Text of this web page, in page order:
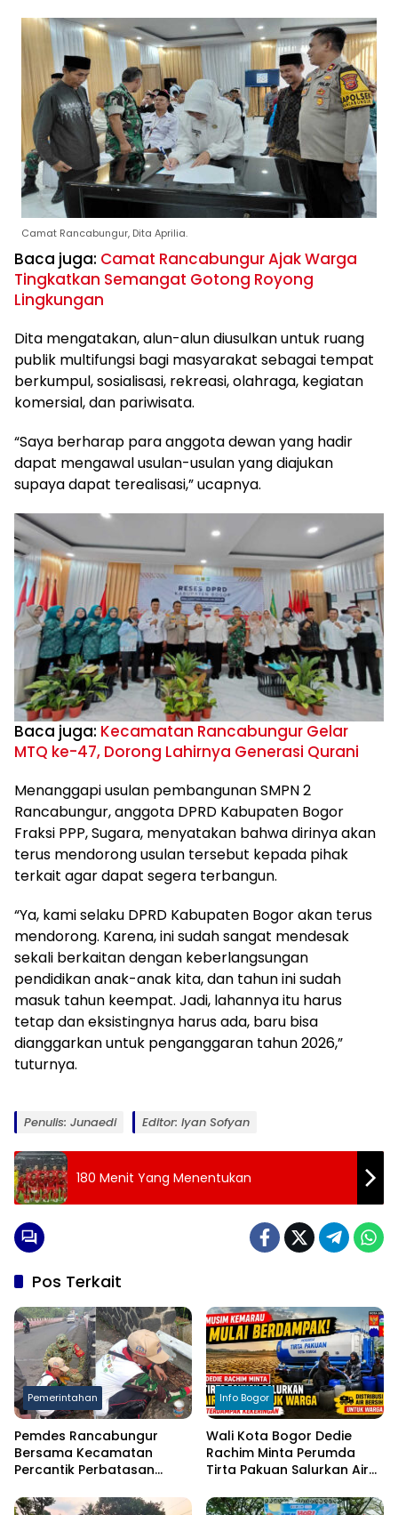
Camat Rancabungur, Dita Aprilia.
Baca juga: Camat Rancabungur Ajak Warga
Tingkatkan Semangat Gotong Royong
Lingkungan
Dita mengatakan, alun-alun diusulkan untuk ruang
publik multifungsi bagi masyarakat sebagai tempat
berkumpul, sosialisasi, rekreasi, olahraga, kegiatan
komersial, dan pariwisata.
“Saya berharap para anggota dewan yang hadir
dapat mengawal usulan-usulan yang diajukan
supaya dapat terealisasi,” ucapnya.
Baca juga: Kecamatan Rancabungur Gelar
MTQ ke-47, Dorong Lahirnya Generasi Qurani
Menanggapi usulan pembangunan SMPN 2
Rancabungur, anggota DPRD Kabupaten Bogor
Fraksi PPP, Sugara, menyatakan bahwa dirinya akan
terus mendorong usulan tersebut kepada pihak
terkait agar dapat segera terbangun.
“Ya, kami selaku DPRD Kabupaten Bogor akan terus
mendorong. Karena, ini sudah sangat mendesak
sekali berkaitan dengan keberlangsungan
pendidikan anak-anak kita, dan tahun ini sudah
masuk tahun keempat. Jadi, lahannya itu harus
tetap dan eksistingnya harus ada, baru bisa
dianggarkan untuk penganggaran tahun 2026,”
tuturnya.
Penulis: Junaedi Editor: Iyan Sofyan
180 Menit Yang Menentukan
Pos Terkait
Pemerintahan
Pemdes Rancabungur
Bersama Kecamatan
Percantik Perbatasan
Putih Sambut HUT RI ke-81
Info Bogor
Wali Kota Bogor Dedie
Rachim Minta Perumda
Tirta Pakuan Salurkan Air
Terdampak Kekeringan